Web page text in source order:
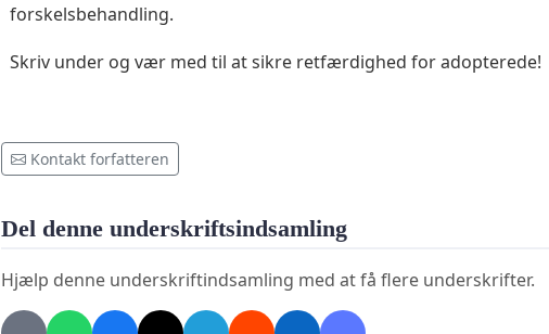
forskelsbehandling.
Skriv under og vær med til at sikre retfærdighed for adopterede!
Kontakt forfatteren
Del denne underskriftsindsamling
Hjælp denne underskriftindsamling med at få flere underskrifter.